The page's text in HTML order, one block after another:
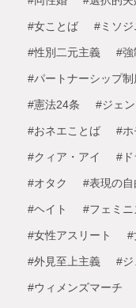
#女ことば #ミソジ
#性別二元主義 #強
#パートナーシップ制
#憲法24条 #ジェ
#おネエことば #ホ
#クィア・アイ #ド
#オタク #表現の自
#ヘイト #フェミニ
#女性アスリート #
#外見至上主義 #ジ
#ウィメンズマーチ